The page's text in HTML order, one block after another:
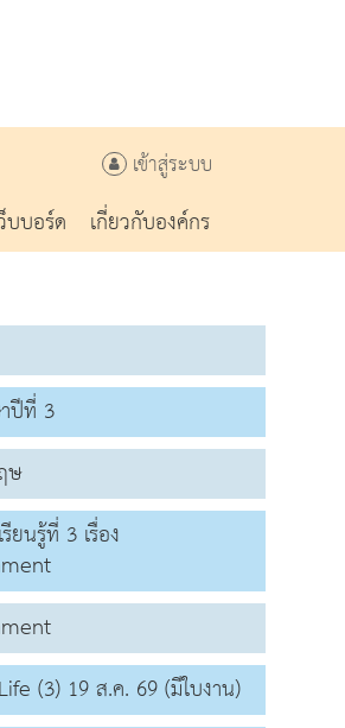
เข้าสู่ระบบ
บบอร์ด
เกี่ยวกับองค์กร
ปีที่ 3
ษ
ยนรู้ที่ 3 เรื่อง
(3) 19 ส.ค. 69 (มีใบงาน)